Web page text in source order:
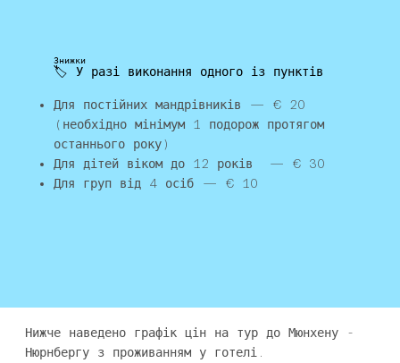
Знижки
🏷️ У разі виконання одного із пунктів
Для постійних мандрівників — € 20
(необхідно мінімум 1 подорож протягом
останнього року)
Для дітей віком до 12 років — € 30
Для груп від 4 осіб
— € 10
Нижче наведено графік цін на тур до Мюнхену -
Нюрнбергу з проживанням у готелі.